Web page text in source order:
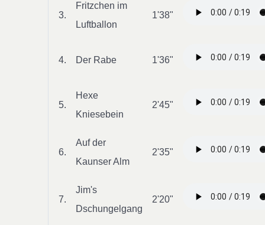
3.
Fritzchen im
Luftballon
1'38"
4. Der Rabe 1'36"
5.
Hexe
Kniesebein
2'45"
6.
Auf der
Kaunser Alm
2'35"
7.
Jim's
Dschungelgang
2'20"